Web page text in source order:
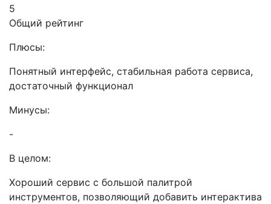
5
Общий рейтинг
Плюсы:
Понятный интерфейс, стабильная работа сервиса,
достаточный функционал
Минусы:
-
В целом:
Хороший сервис с большой палитрой
инструментов, позволяющий добавить интерактива